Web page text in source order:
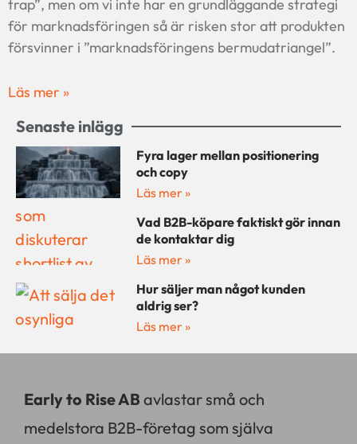
trap”, men om vi inte har en grundläggande strategi
för marknadsföringen så är risken stor att produkten
försvinner i ”marknadsföringens bermudatriangel”.
Läs mer »
Senaste inlägg
Fyra lager mellan positionering
och copy
Läs mer »
Vad B2B-köpare faktiskt gör innan
de kontaktar dig
Läs mer »
Hur säljer man något kunden
aldrig ser?
Läs mer »
Early to Rise AB avlastar små och
medelstora B2B-företag som själva